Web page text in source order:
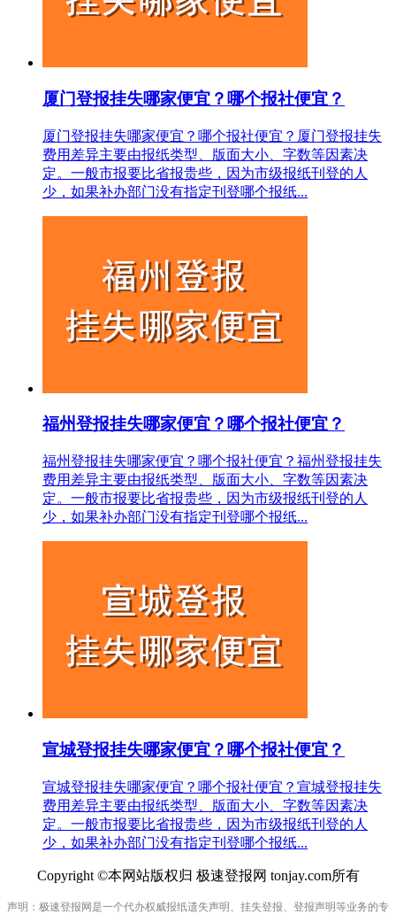
厦门登报挂失哪家便宜？哪个报社便宜？
厦门登报挂失哪家便宜？哪个报社便宜？厦门登报挂失
费用差异主要由报纸类型、版面大小、字数等因素决
定。一般市报要比省报贵些，因为市级报纸刊登的人
少，如果补办部门没有指定刊登哪个报纸...
福州登报挂失哪家便宜？哪个报社便宜？
福州登报挂失哪家便宜？哪个报社便宜？福州登报挂失
费用差异主要由报纸类型、版面大小、字数等因素决
定。一般市报要比省报贵些，因为市级报纸刊登的人
少，如果补办部门没有指定刊登哪个报纸...
宣城登报挂失哪家便宜？哪个报社便宜？
宣城登报挂失哪家便宜？哪个报社便宜？宣城登报挂失
费用差异主要由报纸类型、版面大小、字数等因素决
定。一般市报要比省报贵些，因为市级报纸刊登的人
少，如果补办部门没有指定刊登哪个报纸...
Copyright ©本网站版权归 极速登报网 tonjay.com所有
声明：极速登报网是一个代办权威报纸遗失声明、挂失登报、登报声明等业务的专